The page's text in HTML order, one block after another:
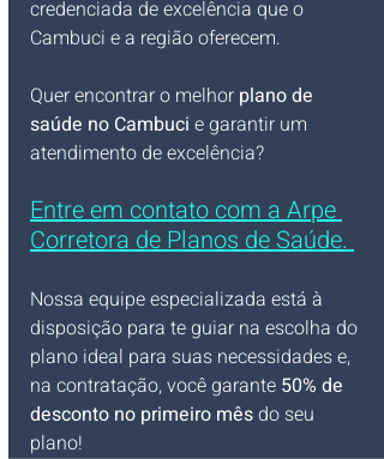
credenciada de excelência que o
Cambuci e a região oferecem.
Quer encontrar o melhor plano de
saúde no Cambuci e garantir um
atendimento de excelência?
Entre em contato com a Arpe
Corretora de Planos de Saúde.
Nossa equipe especializada está à
disposição para te guiar na escolha do
plano ideal para suas necessidades e,
na contratação, você garante 50% de
desconto no primeiro mês do seu
plano!